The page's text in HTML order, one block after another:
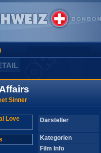
Sinner
Darsteller
Kategorien
Film Info